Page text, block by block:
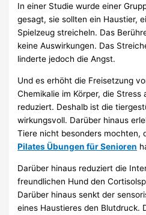
In einer Studie wurde einer
gesagt, sie sollten ein Haustier,
Spielzeug streicheln. Das
keine Auswirkungen. Das
linderte jedoch die Angst.
Und es erhöht die Freisetzung
Chemikalie im Körper, die Stress
reduziert. Deshalb ist die
wirkungsvoll. Darüber hinaus
Tiere nicht besonders mochten,
Pilates Übungen für Senioren
Darüber hinaus reduziert die
freundlichen Hund den
Darüber hinaus senkt der
eines Haustieres den Blutdruck.